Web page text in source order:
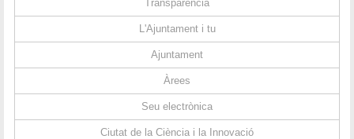
Transparència
L'Ajuntament i tu
Ajuntament
Àrees
Seu electrònica
Ciutat de la Ciència i la Innovació